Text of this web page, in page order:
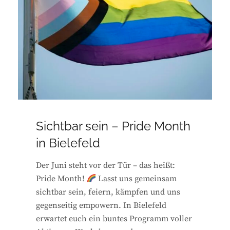
Sichtbar sein – Pride Month
in Bielefeld
Der Juni steht vor der Tür – das heißt:
Pride Month!
Lasst uns gemeinsam
sichtbar sein, feiern, kämpfen und uns
gegenseitig empowern. In Bielefeld
erwartet euch ein buntes Programm voller